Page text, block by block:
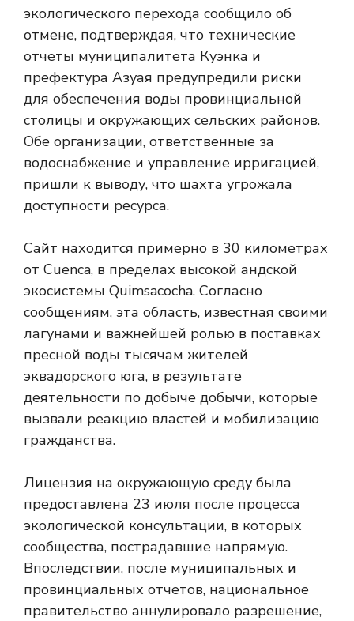
экологического перехода сообщило об
отмене, подтверждая, что технические
отчеты муниципалитета Куэнка и
префектура Азуая предупредили риски
для обеспечения воды провинциальной
столицы и окружающих сельских районов.
Обе организации, ответственные за
водоснабжение и управление ирригацией,
пришли к выводу, что шахта угрожала
доступности ресурса.
Сайт находится примерно в 30 километрах
от Cuenca, в пределах высокой андской
экосистемы Quimsacocha. Согласно
сообщениям, эта область, известная своими
лагунами и важнейшей ролью в поставках
пресной воды тысячам жителей
эквадорского юга, в результате
деятельности по добыче добычи, которые
вызвали реакцию властей и мобилизацию
гражданства.
Лицензия на окружающую среду была
предоставлена ​​23 июля после процесса
экологической консультации, в которых
сообщества, пострадавшие напрямую.
Впоследствии, после муниципальных и
провинциальных отчетов, национальное
правительство аннулировало разрешение,